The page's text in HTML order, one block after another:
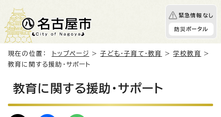
緊急情報なし
防災ポータル
現在の位置： トップページ >子ども・子育て・教育 >学校教育
>
教育に関する援助・サポート
教育に関する援助・サポート